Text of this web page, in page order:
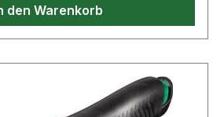
den Warenkorb